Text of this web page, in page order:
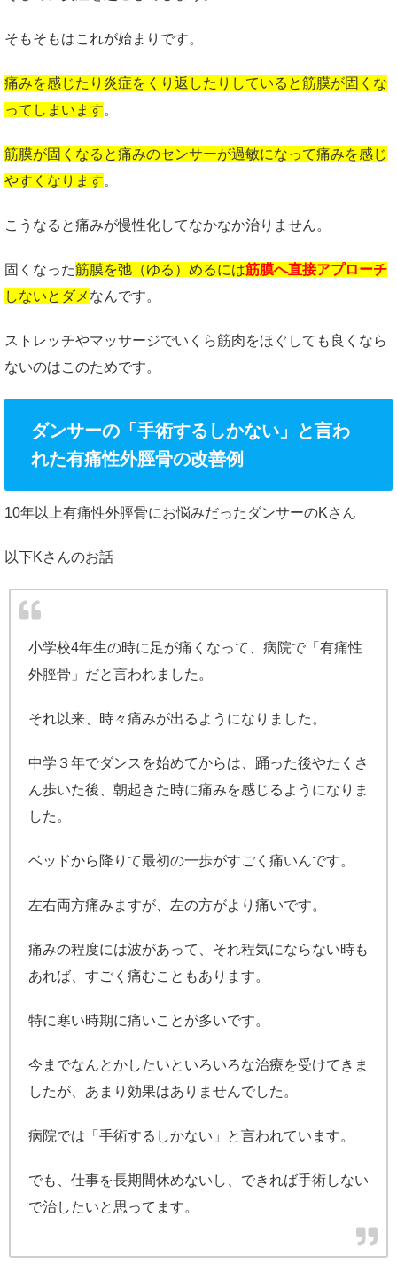
そもそもはこれが始まりです。
痛みを感じたり炎症をくり返したりしていると筋膜が固くな
ってしまいます。
筋膜が固くなると痛みのセンサーが過敏になって痛みを感じ
やすくなります。
こうなると痛みが慢性化してなかなか治りません。
固くなった筋膜を弛（ゆる）めるには筋膜へ直接アプローチ
しないとダメ なんです。
ストレッチやマッサージでいくら筋肉をほぐしても良くなら
ないのはこのためです。
ダンサーの「手術するしかない」と言わ
れた有痛性外脛骨の改善例
10年以上有痛性外脛骨にお悩みだったダンサーのKさん
以下Kさんのお話
小学校4年生の時に足が痛くなって、病院で「有痛性
外脛骨」だと言われました。
それ以来、時々痛みが出るようになりました。
中学３年でダンスを始めてからは、踊った後やたくさ
ん歩いた後、朝起きた時に痛みを感じるようになりま
した。
ベッドから降りて最初の一歩がすごく痛いんです。
左右両方痛みますが、左の方がより痛いです。
痛みの程度には波があって、それ程気にならない時も
あれば、すごく痛むこともあります。
特に寒い時期に痛いことが多いです。
今までなんとかしたいといろいろな治療を受けてきま
したが、あまり効果はありませんでした。
病院では「手術するしかない」と言われています。
でも、仕事を長期間休めないし、できれば手術しない
で治したいと思ってます。